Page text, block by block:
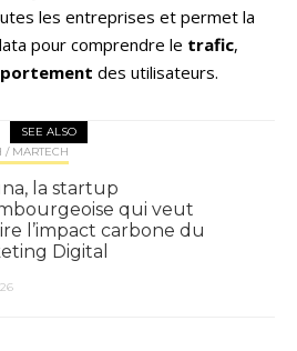
les entreprises et permet la
pour comprendre le trafic,
des utilisateurs.
SEE ALSO
/ MARTECH
la startup
qui veut
l’impact carbone du
Digital